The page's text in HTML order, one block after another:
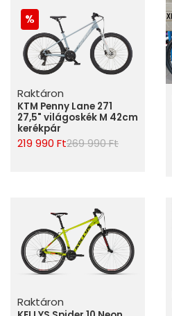
Raktáron
KTM Penny Lane 271
27,5" világoskék M 42cm
kerékpár
219 990 Ft269 990 Ft
Raktáron